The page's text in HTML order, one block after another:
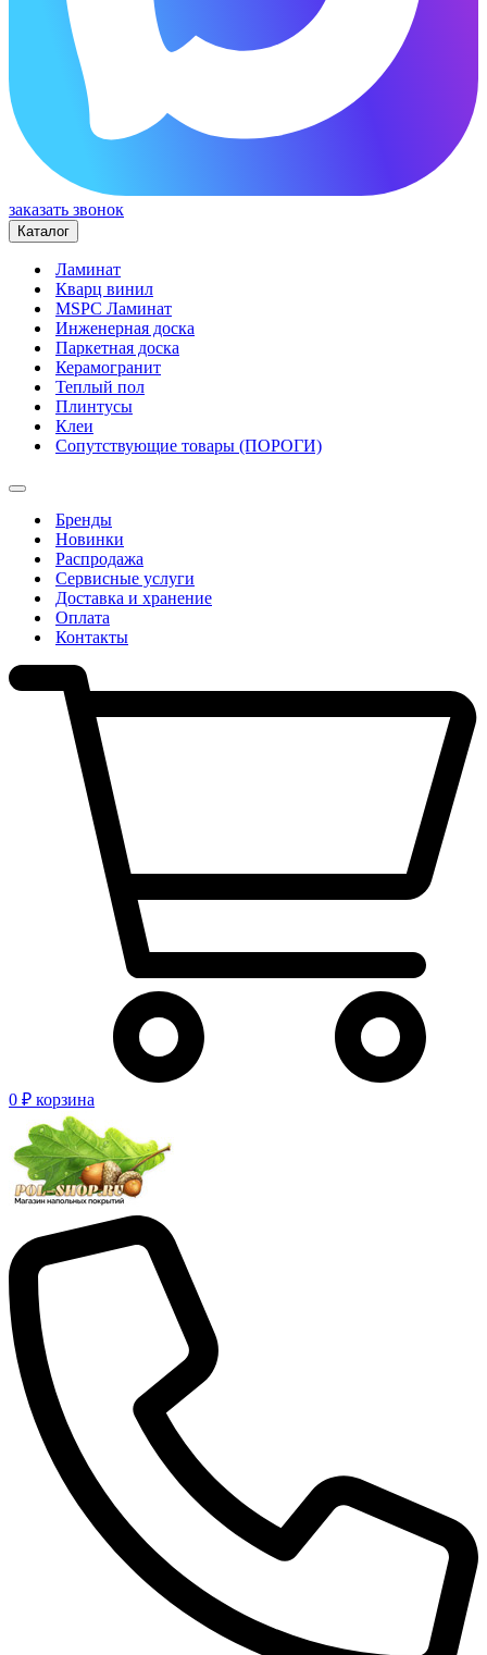
заказать звонок
Каталог
Ламинат
Кварц винил
MSPC Ламинат
Инженерная доска
Паркетная доска
Керамогранит
Теплый пол
Плинтусы
Клеи
Сопутствующие товары (ПОРОГИ)
Бренды
Новинки
Распродажа
Сервисные услуги
Доставка и хранение
Оплата
Контакты
0 ₽ корзина